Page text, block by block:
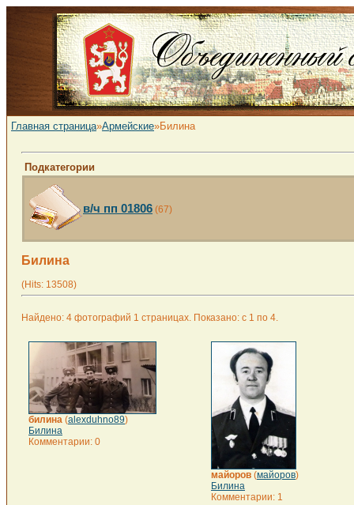
Главная страница»Армейские»Билина
Подкатегории
в/ч пп 01806 (67)
Билина
(Hits: 13508)
Найдено: 4 фотографий 1 страницах. Показано: с 1 по 4.
билина (alexduhno89)
Билина
Комментарии: 0
майоров (майоров)
Билина
Комментарии: 1